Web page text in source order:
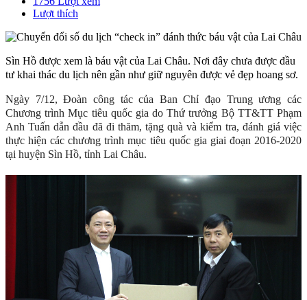
Lượt thích
Sìn Hồ được xem là báu vật của Lai Châu. Nơi đây chưa được đầu
tư khai thác du lịch nên gần như giữ nguyên được vẻ đẹp hoang sơ.
Ngày 7/12, Đoàn công tác của Ban Chỉ đạo Trung ương các
Chương trình Mục tiêu quốc gia do Thứ trưởng Bộ TT&TT Phạm
Anh Tuấn dẫn đầu đã đi thăm, tặng quà và kiểm tra, đánh giá việc
thực hiện các chương trình mục tiêu quốc gia giai đoạn 2016-2020
tại huyện Sìn Hồ, tỉnh Lai Châu.